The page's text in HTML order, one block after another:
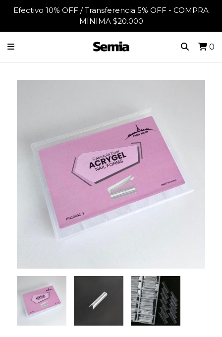
Efectivo 10% OFF / Transferencia 5% OFF - COMPRA
MINIMA $20.000
0